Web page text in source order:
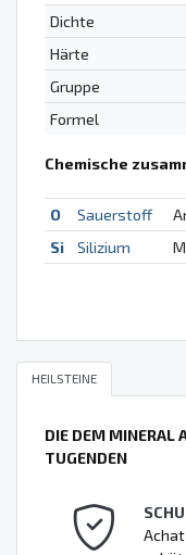
Dichte
Härte
Gruppe
Formel
Chemische
O Sauerstoff
Si
Silizium
HEILSTEINE
DIE DEM MINERAL
TUGENDEN